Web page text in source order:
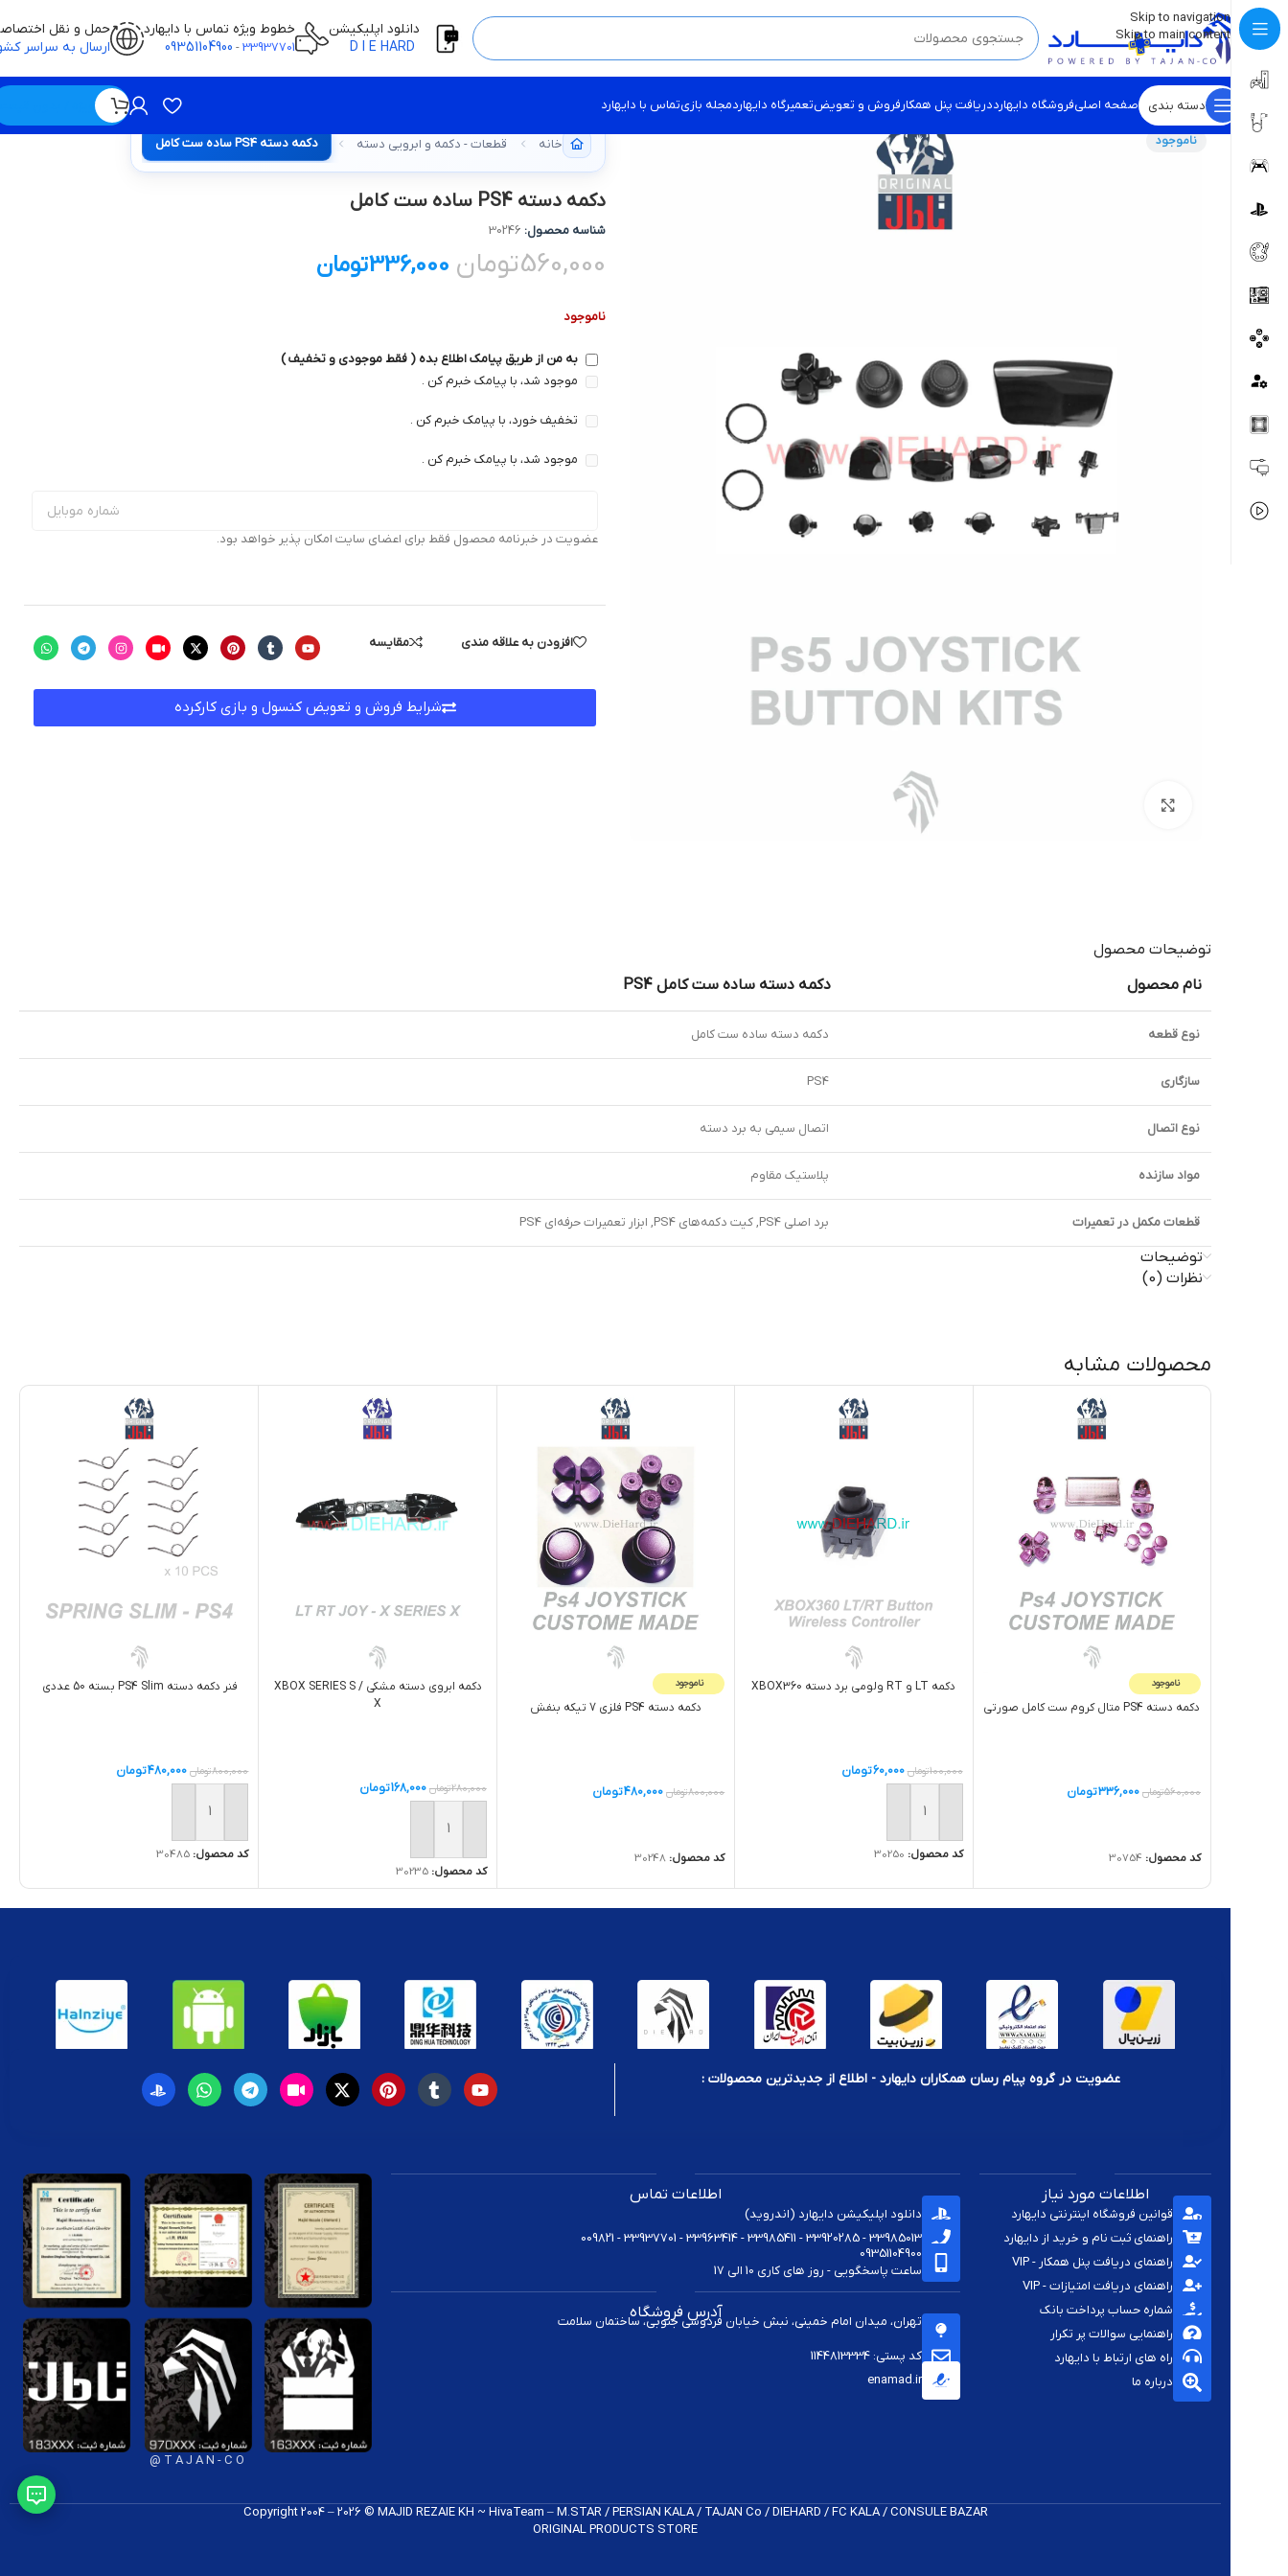
Skip to navigation
Skip to main content
💡برچسب و اسکین کنسول ها بروز شد . . . اینجا کیک کن !
دانلود اپلیکیشن
خطوط ویژه تماس با دایهارد
33937701
-
09351104900
حمل و نقل
ارسال به سراسر
دسته بندی صفحه اصلیفروشگاه دایهارددریافت پنل همکارفروش و تعویضتعمیرگاه دایهاردمجله بازیتماس با دایهارد
ناموجود خانه قطعات - دکمه و ابرویی دسته دکمه دسته PS4 ساده ست کامل
دکمه دسته PS4 ساده ست کامل
شناسه محصول: 30246
560,000تومان 336,000تومان
ناموجود
به من از طریق پیامک اطلاع بده ( فقط موجودی و تخفیف )
موجود شد، با پیامک خبرم کن .
تخفیف خورد، با پیامک خبرم کن .
موجود شد، با پیامک خبرم کن .
عضویت در خبرنامه محصول فقط برای اعضای سایت امکان پذیر خواهد بود.
مقایسه افزودن به علاقه مندی
شرایط فروش و تعویض کنسول و بازی کارکرده
توضیحات محصول
نام محصول
دکمه دسته ساده ست کامل PS4
نوع قطعه دکمه دسته ساده ست کامل
سازگاری PS4
نوع اتصال اتصال سیمی به برد دسته
مواد سازنده پلاستیک مقاوم
قطعات مکمل در تعمیرات برد اصلی PS4, کیت دکمه‌های PS4, ابزار تعمیرات حرفه‌ای PS4
توضیحات
نظرات (0)
محصولات مشابه
ناموجود
دکمه دسته PS4 متال کروم ست کامل صورتی
560,000تومان 336,000تومان
کد محصول: 30754
دکمه LT و RT ولومي برد دسته XBOX360
100,000تومان 60,000تومان
افزودن به سبد خرید
کد محصول: 30250
ناموجود
دکمه دسته PS4 فلزي 7 تيکه بنفش
800,000تومان 480,000تومان
کد محصول: 30248
دکمه ابروي دسته مشکی XBOX SERIES S /
X
280,000تومان 168,000تومان
افزودن به سبد خرید
کد محصول:30235
فنر دکمه دسته PS4 Slim بسته 50 عددی
800,000تومان 480,000تومان
افزودن به سبد خرید
کد محصول: 30485
عضویت در گروه پیام رسان همکاران دایهارد - اطلاع از جدیدترین محصولات :
اطلاعات مورد نیاز
قوانین فروشگاه اینترنتی دایهارد
راهنمای ثبت نام و خرید از دایهارد
راهنمای دریافت پنل همکار - VIP
راهنمای دریافت امتیازات - VIP
شماره حساب پرداخت بانک
راهنمایی سوالات پر تکرار
راه های ارتباط با دایهارد
درباره ما
اطلاعات تماس
دانلود اپلیکیشن دایهارد (اندروید)
33985013 - 33920285 - 33985411 - 33963414 - 33937701 - 009821
09351104900
ساعت پاسخگویی - روز های کاری 10 الی 17
آدرس فروشگاه
تهران، میدان امام خمینی، نبش خیابان فردوسی جنوبی، ساختمان سلامت
کد پستی: 1144813334
enamad.ir
T A J A N - C O @
Copyright 2004 – 2026 © MAJID REZAIE KH ~ HivaTeam – M.STAR / PERSIAN KALA / TAJAN Co / DIEHARD / FC K​ALA / CONSULE BAZAR
ORIGINAL PRODUCTS​ STORE